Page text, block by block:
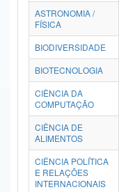
Secretaria de Governo
Advocacia-Geral da União
Banco Central do Brasil
ASTRONOMIA /
FÍSICA
BIODIVERSIDADE
BIOTECNOLOGIA
CIÊNCIA DA
COMPUTAÇÃO
CIÊNCIA DE
ALIMENTOS
CIÊNCIA POLÍTICA
E RELAÇÕES
INTERNACIONAIS